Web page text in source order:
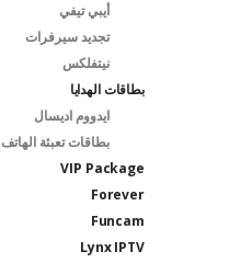
أيبي تيفي
تجديد سيرفرات
نيتفلكس
بطاقات الهدايا
ايدووم اديسال
بطاقات تعبئة الهاتف
VIP Package
Forever
Funcam
Lynx IPTV